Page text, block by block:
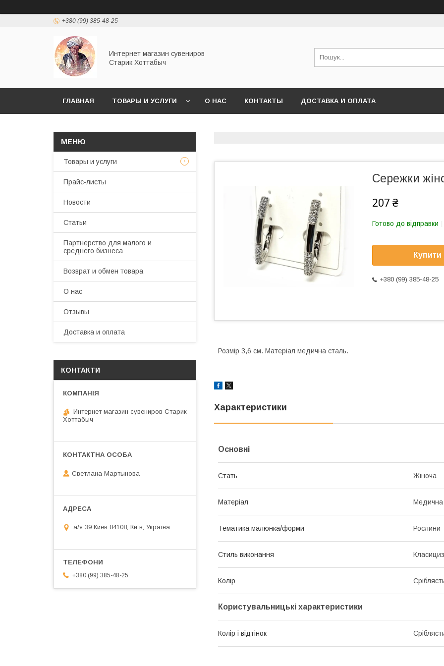
+380 (99) 385-48-25
Интернет магазин сувениров
Старик Хоттабыч
ГЛАВНАЯ ТОВАРЫ И УСЛУГИ О НАС КОНТАКТЫ ДОСТАВКА И ОПЛАТА
Сережки
207 ₴
Готово до відправки
Купити
+380 (99) 385-48-25
Розмір 3,6 см. Матеріал медична сталь.
Характеристики
Основні
Стать Жіноча
Матеріал Медична
Тематика малюнка/форми Рослини
Стиль виконання
Колір
Користувальницькі характеристики
Колір і відтінок
Товары и услуги
Прайс-листы
Новости
Статьи
Партнерство для малого и
среднего бизнеса
Возврат и обмен товара
О нас
Отзывы
Доставка и оплата
КОНТАКТИ
Интернет магазин сувениров Старик
Хоттабыч
Светлана Мартынова
а/я 39 Киев 04108, Київ, Україна
+380 (99) 385-48-25